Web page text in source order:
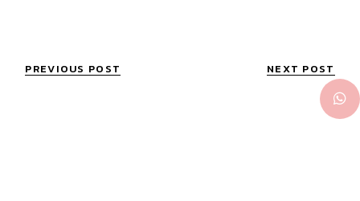
PREVIOUS POST NEXT POST